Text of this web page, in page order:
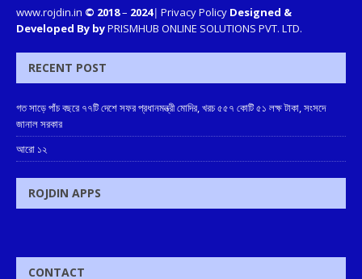
www.rojdin.in © 2018– 2024| Privacy Policy Designed &
Developed By byPRISMHUB ONLINE SOLUTIONS PVT. LTD.
RECENT POST
গত সাড়ে পাঁচ বছরে ৭৭টি দেশে সফর প্রধানমন্ত্রী মোদির, খরচ ৫৫৭ কোটি ৫১ লক্ষ টাকা, সংসদে
জানাল সরকার
আরো ১২
ROJDIN APPS
CONTACT